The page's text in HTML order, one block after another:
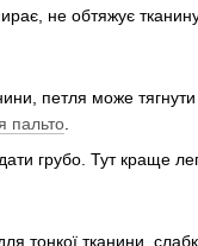
не обтяжує
петля може тягнути
пальто
грубо. Тут краще
тонкої тканини,